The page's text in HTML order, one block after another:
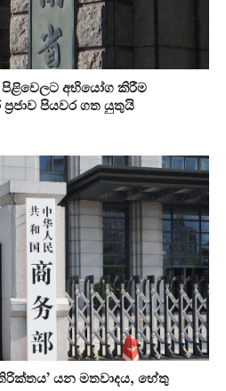
පිළිවෙලට අභියෝග කිරීම
පියවර ගත යුතුයි
යන මතවාදය, හේතු